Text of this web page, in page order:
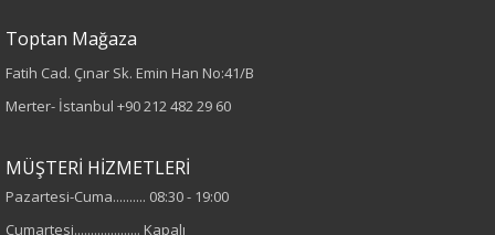
Düz
Kumaş
Cinsiyet
Toptan Mağaza
Fatih Cad. Çınar Sk. Emin Han No:41/B
Merter- İstanbul +90 212 482 29 60
MÜŞTERİ HİZMETLERİ
Pazartesi-Cuma.......... 08:30 - 19:00
Cumartesi.................... Kapalı